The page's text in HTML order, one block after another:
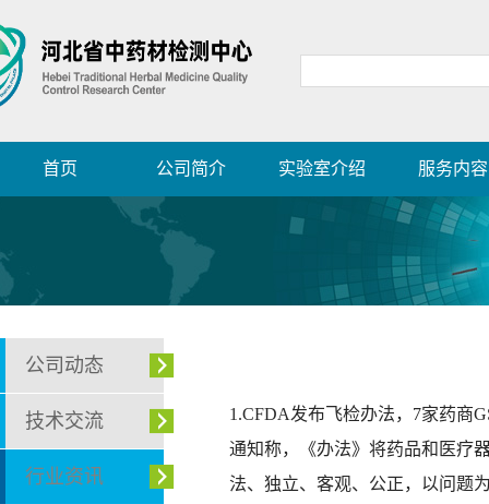
首页 公司简介 实验室介绍 服务内容
公司动态
技术交流
行业资讯
1.CFDA发布飞检办法，7家药商
通知称，《办法》将药品和医疗
法、独立、客观、公正，以问题